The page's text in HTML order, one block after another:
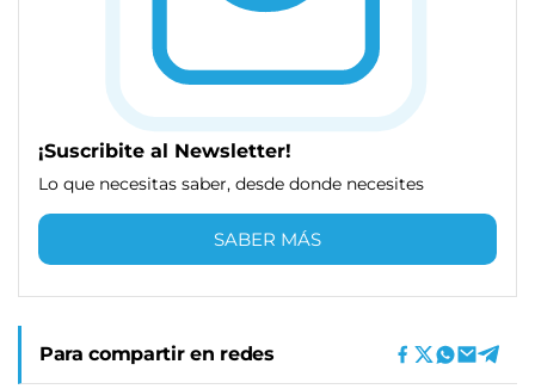
¡Suscribite al Newsletter!
Lo que necesitas saber, desde donde necesites
SABER MÁS
Para compartir en redes